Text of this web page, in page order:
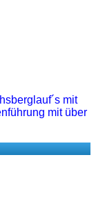
mit
mit über